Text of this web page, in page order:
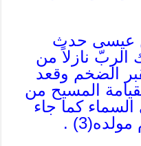
عيسى حدث
الربّ نازلاً من
الضخم وقعد
المسيح من
كما جاء
.